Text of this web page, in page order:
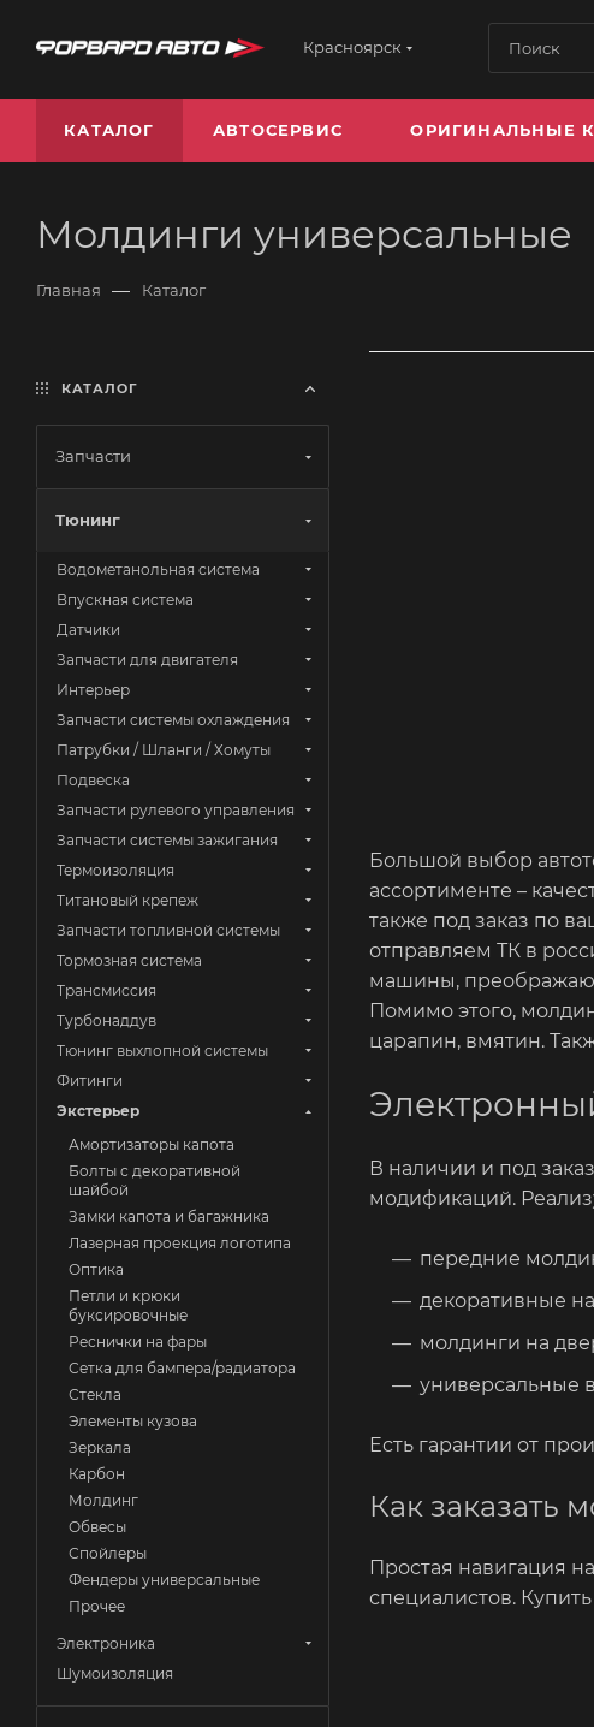
Красноярск
КАТАЛОГ АВТОСЕРВИС ОРИГИНАЛЬНЫЕ
Молдинги универсальные
Главная — Каталог
Большой выбор
ассортименте –
также под заказ по
отправляем ТК в
машины,
Помимо этого,
царапин, вмятин.
В наличии и под
модификаций.
передние
декоративные
молдинги на
универсальные
Есть гарантии от
Как заказать
Простая навигация
специалистов.
КАТАЛОГ
Запчасти
Тюнинг
Водометанольная система
Впускная система
Датчики
Запчасти для двигателя
Интерьер
Запчасти системы охлаждения
Патрубки / Шланги / Хомуты
Подвеска
Запчасти рулевого управления
Запчасти системы зажигания
Термоизоляция
Титановый крепеж
Запчасти топливной системы
Тормозная система
Трансмиссия
Турбонаддув
Тюнинг выхлопной системы
Фитинги
Экстерьер
Амортизаторы капота
Болты с декоративной
шайбой
Замки капота и багажника
Лазерная проекция логотипа
Оптика
Петли и крюки
буксировочные
Реснички на фары
Сетка для бампера/радиатора
Стекла
Элементы кузова
Зеркала
Карбон
Молдинг
Обвесы
Спойлеры
Фендеры универсальные
Прочее
Электроника
Шумоизоляция